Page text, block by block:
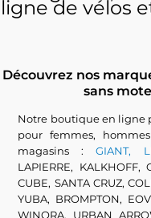
ligne de vélos
Découvrez nos
sans
Notre boutique en ligne
pour femmes,
magasins :GIANT,
LAPIERRE, KALKHOFF,
CUBE, SANTA CRUZ,
YUBA, BROMPTON,
WINORA, URBAN